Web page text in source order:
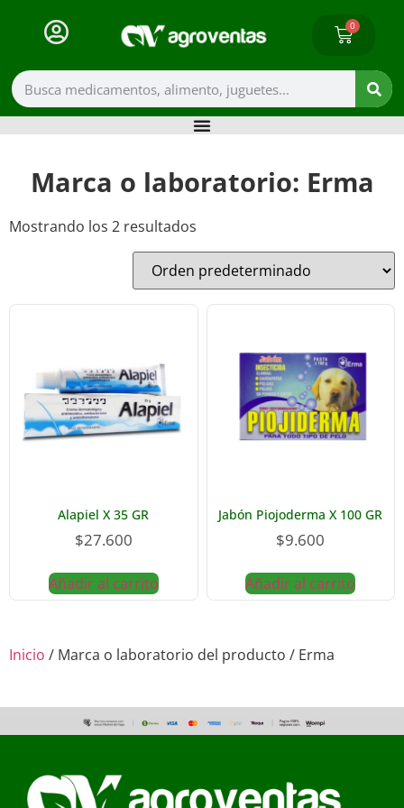
0
Marca o laboratorio: Erma
Inicio / Marca o laboratorio del producto / Erma
Mostrando los 2 resultados
Alapiel X 35 GR
$27.600
Añadir al carrito
Jabón Piojoderma X 100 GR
$9.600
Añadir al carrito